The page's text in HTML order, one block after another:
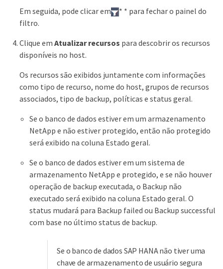
Em seguida, pode clicar em
* * para fechar o painel do
filtro.
Clique em Atualizar recursos para descobrir os recursos
disponíveis no host.
Os recursos são exibidos juntamente com informações
como tipo de recurso, nome do host, grupos de recursos
associados, tipo de backup, políticas e status geral.
Se o banco de dados estiver em um armazenamento
NetApp e não estiver protegido, então não protegido
será exibido na coluna Estado geral.
Se o banco de dados estiver em um sistema de
armazenamento NetApp e protegido, e se não houver
operação de backup executada, o Backup não
executado será exibido na coluna Estado geral. O
status mudará para Backup failed ou Backup successful
com base no último status de backup.
Se o banco de dados SAP HANA não tiver uma
chave de armazenamento de usuário segura